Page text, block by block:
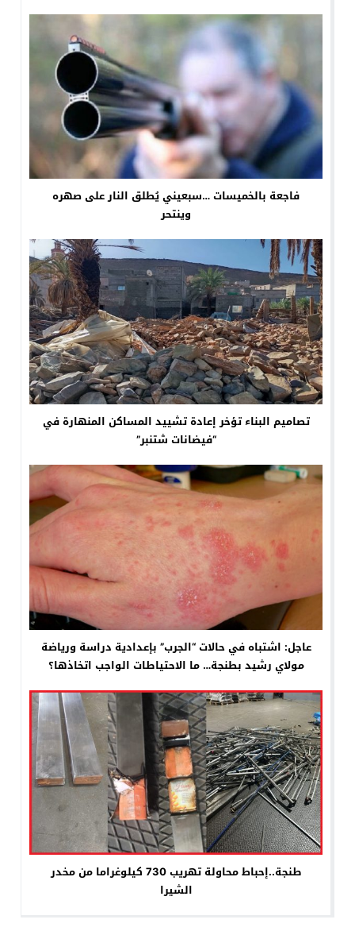
فاجعة بالخميسات …سبعيني يُطلق النار على صهره
وينتحر
تصاميم البناء تؤخر إعادة تشييد المساكن المنهارة في
“فيضانات شتنبر”
عاجل: اشتباه في حالات “الجرب” بإعدادية دراسة ورياضة
مولاي رشيد بطنجة… ما الاحتياطات الواجب اتخاذها؟
طنجة..إحباط محاولة تهريب 730 كيلوغراما من مخدر
الشيرا